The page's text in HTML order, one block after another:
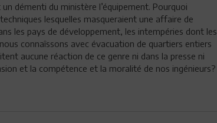
démenti du ministère l’équipement. Pourquoi
lesquelles masqueraient une affaire de
les pays de développement, les intempéries dont les
connaîssons avec évacuation de quartiers entiers
aucune réaction de ce genre ni dans la presse ni
et la compétence et la moralité de nos ingénieurs?